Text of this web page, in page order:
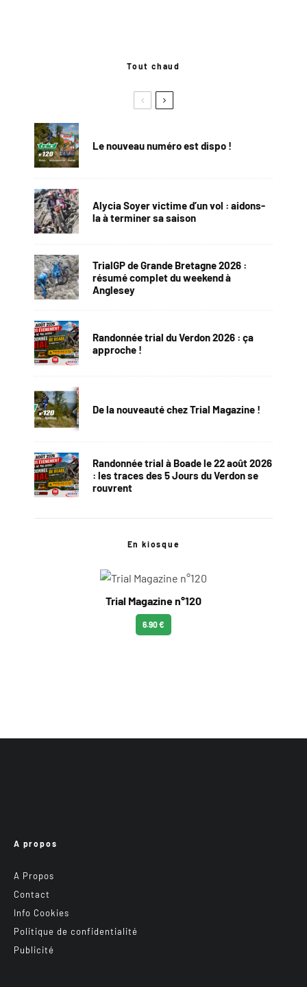
Tout chaud
Le nouveau numéro est dispo !
Alycia Soyer victime d’un vol : aidons-
la à terminer sa saison
TrialGP de Grande Bretagne 2026 :
résumé complet du weekend à
Anglesey
Randonnée trial du Verdon 2026 : ça
approche !
De la nouveauté chez Trial Magazine !
Randonnée trial à Boade le 22 août 2026
: les traces des 5 Jours du Verdon se
rouvrent
En kiosque
Trial Magazine n°120
6.90 €
A propos
A Propos
Contact
Info Cookies
Politique de confidentialité
Publicité